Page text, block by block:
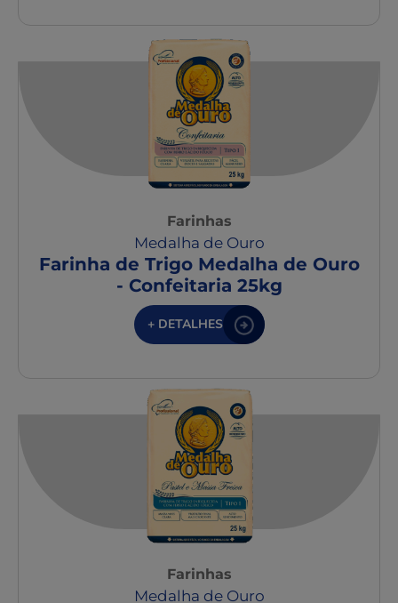
Farinhas
Medalha de Ouro
Farinha de Trigo Medalha de Ouro
- Confeitaria 25kg
+ DETALHES
Farinhas
Medalha de Ouro